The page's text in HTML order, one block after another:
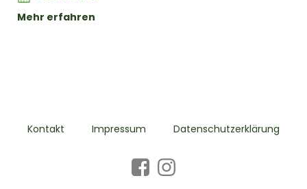
Mehr erfahren
Kontakt Impressum Datenschutzerklärung